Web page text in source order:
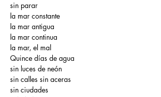
sin parar
la mar constante
la mar antigua
la mar continua
la mar, el mal
Quince días de agua
sin luces de neón
sin calles sin aceras
sin ciudades